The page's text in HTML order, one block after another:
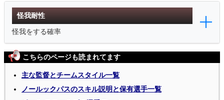
怪我耐性
怪我をする確率
こちらのページも読まれてます
主な監督とチームスタイル一覧
ノールックパスのスキル説明と保有選手一覧